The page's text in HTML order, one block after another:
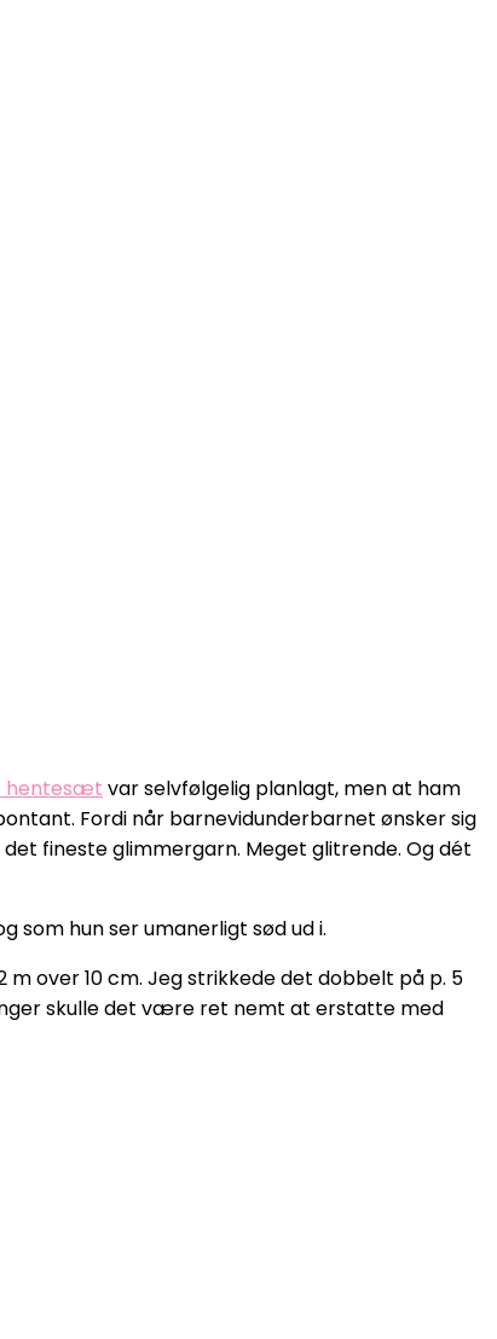
hentesæt var selvfølgelig planlagt, men at ham
Fordi når barnevidunderbarnet ønsker sig
fineste glimmergarn. Meget glitrende. Og dét
som hun ser umanerligt sød ud i.
over 10 cm. Jeg strikkede det dobbelt på p. 5
skulle det være ret nemt at erstatte med